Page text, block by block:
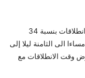
أوضحت الشركة أنها قامت بتعديل برنامج انطلاقات بنسبة 34
بالمائة من الرحلات المبرمجة يوميا بين 5 مساءا الى الثامنة ليلا إلى
وقت الانطلاقات مع